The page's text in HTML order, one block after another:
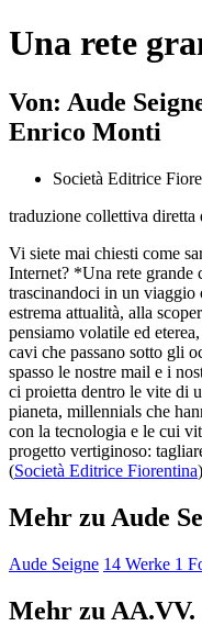
Una rete
Von: Aude
Enrico Monti
Società Editrice
traduzione collettiva
Vi siete mai chiesti come
Internet? *Una rete
trascinandoci in un viaggio
estrema attualità, alla
pensiamo volatile ed
cavi che passano sotto gli
spasso le nostre mail e i
ci proietta dentro le vite di
pianeta, millennials che
con la tecnologia e le cui
progetto vertiginoso:
(Società Editrice Fiorentina)
Mehr zu Aude
Aude Seigne 14 Werke 1
Mehr zu AA.VV.